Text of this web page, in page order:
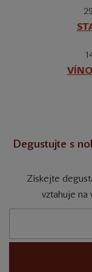
Degustujte s
Získejte
vztahuje na